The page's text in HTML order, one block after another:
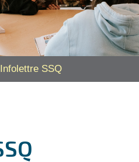
Infolettre SSQ